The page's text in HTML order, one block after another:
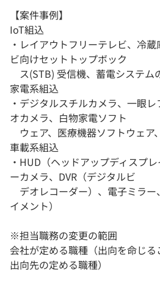
【案件事例】
IoT組込
・レイアウトフリーテレビ、冷
ビ向けセットトップボック
ス(STB) 受信機、蓄電システム
家電系組込
・デジタルスチルカメラ、一眼
オカメラ、白物家電ソフト
ウェア、医療機器ソフトウェア
車載系組込
・HUD（ヘッドアップディスプ
ーカメラ、DVR（デジタルビ
デオレコーダー）、電子ミラー
イメント）
※担当職務の変更の範囲
会社が定める職種（出向を命じ
出向先の定める職種）